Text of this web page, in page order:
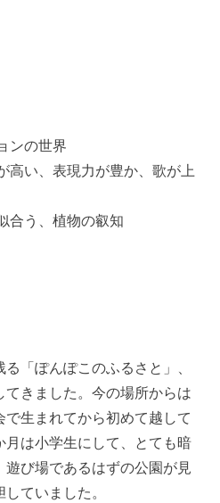
ンの世界
高い、表現力が豊か、歌が上
合う、植物の叡知
「ぽんぽこのふるさと」、
きました。今の場所からは
生まれてから初めて越して
月は小学生にして、とても暗
び場であるはずの公園が見
ていました。